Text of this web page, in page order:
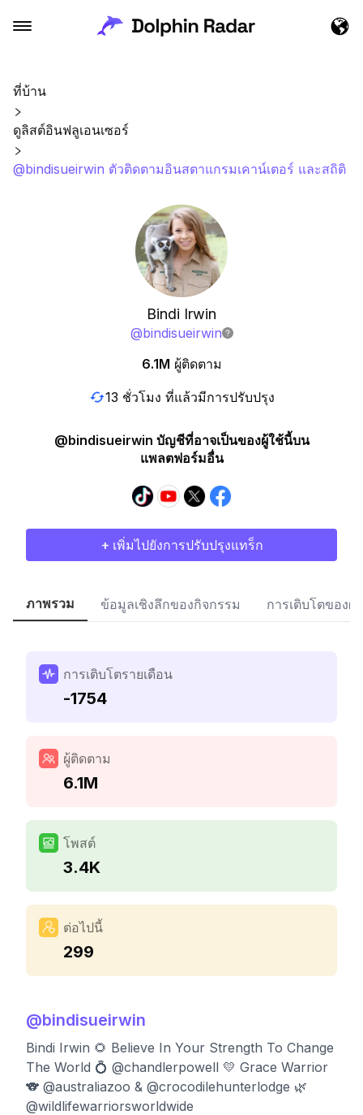
ที่บ้าน
ดูลิสต์อินฟลูเอนเซอร์
@bindisueirwin ตัวติดตามอินสตาแกรมเคาน์เตอร์ และสถิติ
Bindi Irwin
@bindisueirwin
6.1M ผู้ติดตาม
13 ชั่วโมง ที่แล้วมีการปรับปรุง
@bindisueirwin บัญชีที่อาจเป็นของผู้ใช้นี้บน
แพลตฟอร์มอื่น
+ เพิ่มไปยังการปรับปรุงแทร็ก
ภาพรวม ข้อมูลเชิงลึกของกิจกรรม การเติบโตของผู้
การเติบโตรายเดือน
-1754
ผู้ติดตาม
6.1M
โพสต์
3.4K
ต่อไปนี้
299
@bindisueirwin
Bindi Irwin 🌻 Believe In Your Strength To Change
The World 💍 @chandlerpowell 💛 Grace Warrior
🐨 @australiazoo & @crocodilehunterlodge 🌿
@wildlifewarriorsworldwide